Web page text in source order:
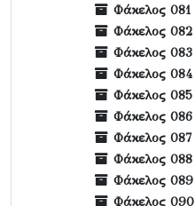
Φάκελος 081
Φάκελος 082
Φάκελος 083
Φάκελος 084
Φάκελος 085
Φάκελος 086
Φάκελος 087
Φάκελος 088
Φάκελος 089
Φάκελος 090